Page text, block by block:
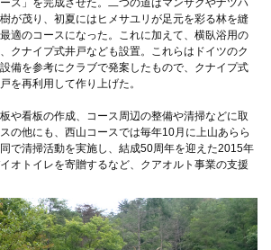
が茂り、初夏にはヒメサユリが足元を彩る林を縫
適のコースになった。これに加えて、横臥浴用の
クナイプ式井戸なども設置。これらはドイツのク
備を参考にクラブで発案したもので、クナイプ式
を再利用して作り上げた。
や看板の作成、コース周辺の整備や清掃などに取
の他にも、西山コースでは毎年10月に上山あらら
で清掃活動を実施し、結成50周年を迎えた2015年
オトイレを寄贈するなど、クアオルト事業の支援